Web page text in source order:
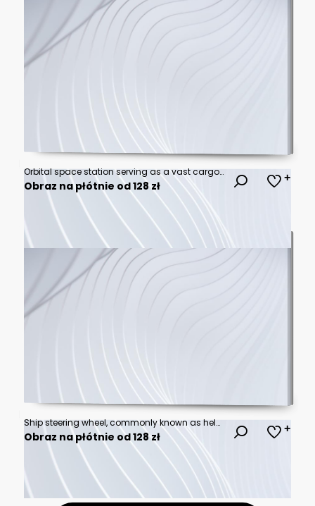
Orbital space station serving as a vast cargo warehouse and logistics hub orbiting Earth
Obraz na płótnie od 128 zł
Ship steering wheel, commonly known as helm, with the ocean at sunset in the background. 3D Rendering, illustration
Obraz na płótnie od 128 zł